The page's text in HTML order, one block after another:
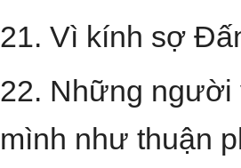
21. Vì kính sợ
22. Những người
mình như thuận